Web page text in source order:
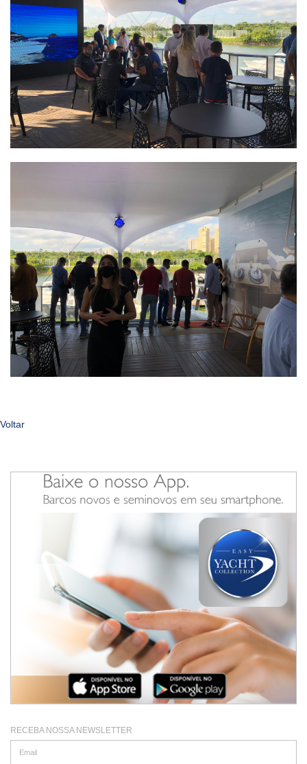
Voltar
RECEBA NOSSA NEWSLETTER